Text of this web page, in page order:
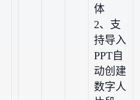
体
2、支
持导入
PPT自
动创建
数字人